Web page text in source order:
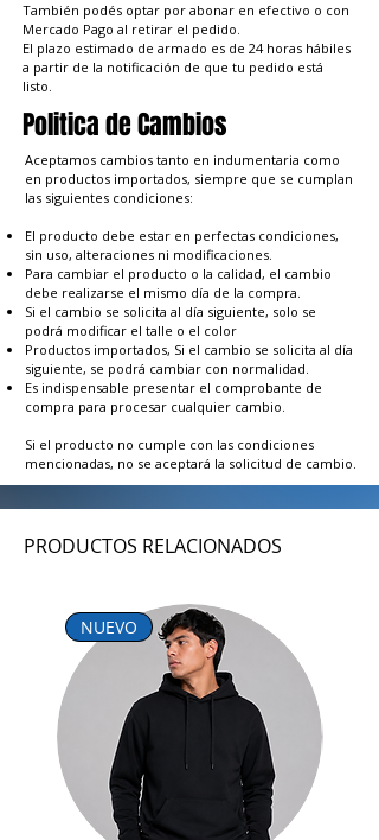
También podés optar por abonar en efectivo o con
Mercado Pago al retirar el pedido.
El plazo estimado de armado es de 24 horas hábiles
a partir de la notificación de que tu pedido está
listo.
Politica de Cambios
Aceptamos cambios tanto en indumentaria como
en productos importados, siempre que se cumplan
las siguientes condiciones:
El producto debe estar en perfectas condiciones,
sin uso, alteraciones ni modificaciones.
Para cambiar el producto o la calidad, el cambio
debe realizarse el mismo día de la compra.
Si el cambio se solicita al día siguiente, solo se
podrá modificar el talle o el color
Productos importados, Si el cambio se solicita al día
siguiente, se podrá cambiar con normalidad.
Es indispensable presentar el comprobante de
compra para procesar cualquier cambio.
Si el producto no cumple con las condiciones
mencionadas, no se aceptará la solicitud de cambio.
PRODUCTOS RELACIONADOS
NUEVO